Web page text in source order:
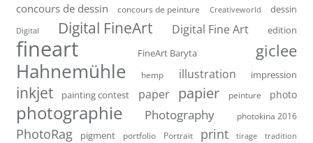
concours de dessin concours de peinture Creativeworld dessin
Digital Digital FineArt Digital Fine Art edition
fineart FineArt Baryta giclee
Hahnemühle hemp illustration impression
inkjet painting contest paper papier peinture photo
photographie Photography photokina 2016
PhotoRag pigment portfolio Portrait print tirage tradition